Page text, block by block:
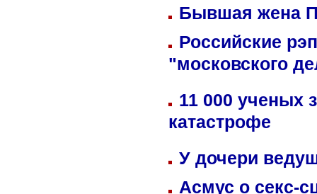
Бывшая жена
Российские
"московского
11 000 ученых
катастрофе
У дочери
Асмус о секс-